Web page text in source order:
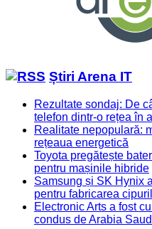
Știri Arena IT
Rezultate sondaj: De
telefon dintr-o rețea în
Realitate nepopulară:
rețeaua energetică
Toyota pregătește
pentru mașinile hibride
Samsung și SK Hynix
pentru fabricarea
Electronic Arts a fost
condus de Arabia